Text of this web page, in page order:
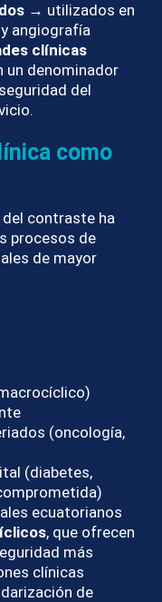
→ utilizados en
angiografía
clínicas
un denominador
del
como
del contraste ha
procesos de
de mayor
(oncología,
(diabetes,
ecuatorianos
, que ofrecen
más
clínicas
de